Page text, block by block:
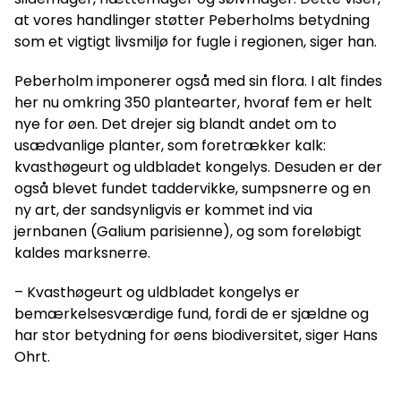
at vores handlinger støtter Peberholms betydning
som et vigtigt livsmiljø for fugle i regionen, siger han.
Peberholm imponerer også med sin flora. I alt findes
her nu omkring 350 plantearter, hvoraf fem er helt
nye for øen. Det drejer sig blandt andet om to
usædvanlige planter, som foretrækker kalk:
kvasthøgeurt og uldbladet kongelys. Desuden er der
også blevet fundet taddervikke, sumpsnerre og en
ny art, der sandsynligvis er kommet ind via
jernbanen (Galium parisienne), og som foreløbigt
kaldes marksnerre.
– Kvasthøgeurt og uldbladet kongelys er
bemærkelsesværdige fund, fordi de er sjældne og
har stor betydning for øens biodiversitet, siger Hans
Ohrt.